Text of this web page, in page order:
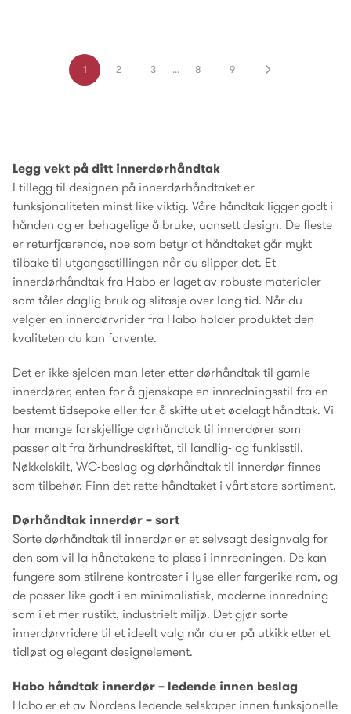
1 2 3 ... 8 9
Legg vekt på ditt innerdørhåndtak
I tillegg til designen på innerdørhåndtaket er
funksjonaliteten minst like viktig. Våre håndtak ligger godt i
hånden og er behagelige å bruke, uansett design. De fleste
er returfjærende, noe som betyr at håndtaket går mykt
tilbake til utgangsstillingen når du slipper det. Et
innerdørhåndtak fra Habo er laget av robuste materialer
som tåler daglig bruk og slitasje over lang tid. Når du
velger en innerdørvrider fra Habo holder produktet den
kvaliteten du kan forvente.
Det er ikke sjelden man leter etter dørhåndtak til gamle
innerdører, enten for å gjenskape en innredningsstil fra en
bestemt tidsepoke eller for å skifte ut et ødelagt håndtak. Vi
har mange forskjellige dørhåndtak til innerdører som
passer alt fra århundreskiftet, til landlig- og funkisstil.
Nøkkelskilt, WC-beslag og dørhåndtak til innerdør finnes
som tilbehør. Finn det rette håndtaket i vårt store sortiment.
Dørhåndtak innerdør – sort
Sorte dørhåndtak til innerdør er et selvsagt designvalg for
den som vil la håndtakene ta plass i innredningen. De kan
fungere som stilrene kontraster i lyse eller fargerike rom, og
de passer like godt i en minimalistisk, moderne innredning
som i et mer rustikt, industrielt miljø. Det gjør sorte
innerdørvridere til et ideelt valg når du er på utkikk etter et
tidløst og elegant designelement.
Habo håndtak innerdør – ledende innen beslag
Habo er et av Nordens ledende selskaper innen funksjonelle